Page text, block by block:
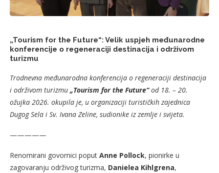
„Tourism for the Future“: Velik uspjeh međunarodne
konferencije o regeneraciji destinacija i održivom
turizmu
Trodnevna međunarodna konferencija o regeneraciji destinacija
i održivom turizmu „Tourism for the Future“od 18. – 20.
ožujka 2026. okupila je, u organizaciji turističkih zajednica
Dugog Sela i Sv. Ivana Zeline, sudionike iz zemlje i svijeta.
—————
Renomirani govornici poput Anne Pollock, pionirke u
zagovaranju održivog turizma, Danielea Kihlgrena,